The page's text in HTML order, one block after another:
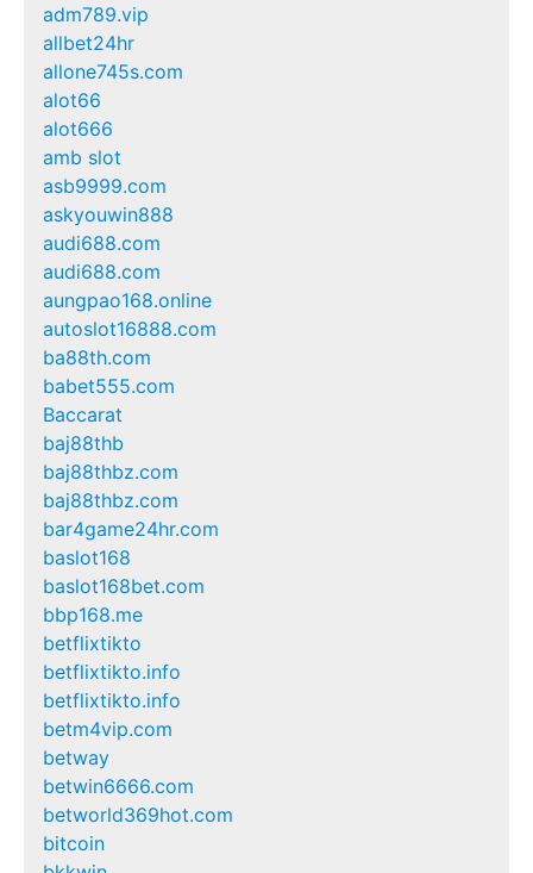
adm789.vip
allbet24hr
allone745s.com
alot66
alot666
amb slot
asb9999.com
askyouwin888
audi688.com
audi688.com
aungpao168.online
autoslot16888.com
ba88th.com
babet555.com
Baccarat
baj88thb
baj88thbz.com
baj88thbz.com
bar4game24hr.com
baslot168
baslot168bet.com
bbp168.me
betflixtikto
betflixtikto.info
betflixtikto.info
betm4vip.com
betway
betwin6666.com
betworld369hot.com
bitcoin